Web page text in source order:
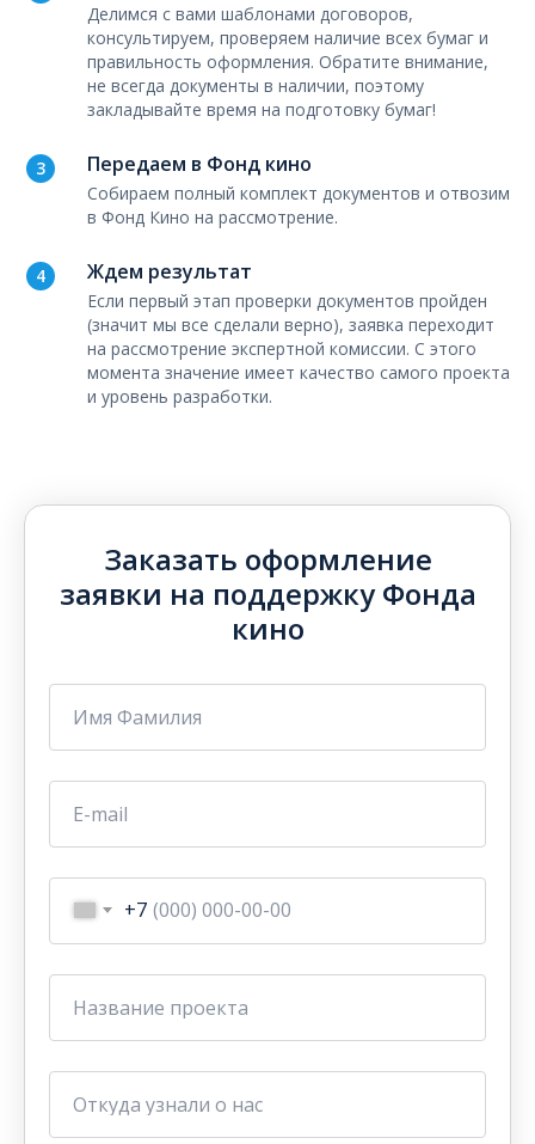
Делимся с вами шаблонами договоров,
консультируем, проверяем наличие всех бумаг и
правильность оформления. Обратите внимание,
не всегда документы в наличии, поэтому
закладывайте время на подготовку бумаг!
Передаем в Фонд кино
Собираем полный комплект документов и отвозим
в Фонд Кино на рассмотрение.
Ждем результат
Если первый этап проверки документов пройден
(значит мы все сделали верно), заявка переходит
на рассмотрение экспертной комиссии. С этого
момента значение имеет качество самого проекта
и уровень разработки.
Заказать оформление
заявки на поддержку Фонда
кино
Имя Фамилия
E-mail
+7
Название проекта
Откуда узнали о нас